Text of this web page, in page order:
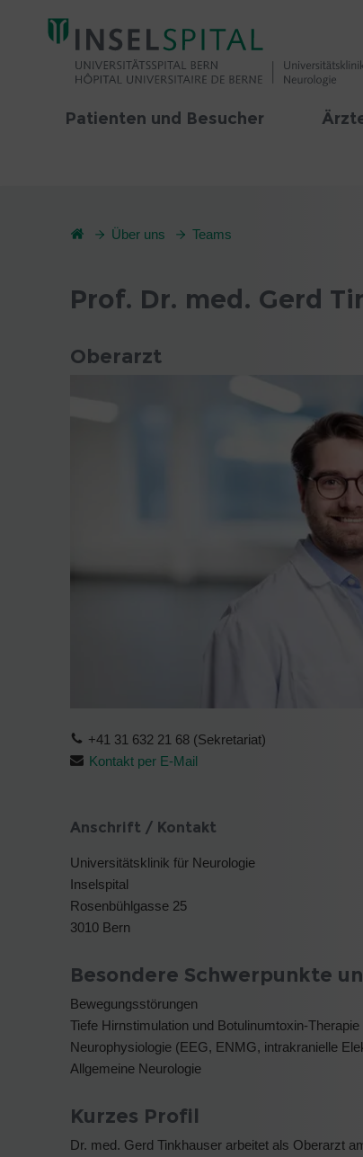
Patienten und Besucher
Über uns Teams
Prof. Dr. med. Gerd
Oberarzt
+41 31 632 21 68 (Sekretariat)
Kontakt per E-Mail
Anschrift / Kontakt
Universitätsklinik für Neurologie
Inselspital
Rosenbühlgasse 25
3010 Bern
Besondere Schwerpunkte
Bewegungsstörungen
Tiefe Hirnstimulation und Botulinumtoxin-Therapie
Neurophysiologie (EEG, ENMG, intrakranielle
Allgemeine Neurologie
Kurzes Profil
Dr. med. Gerd Tinkhauser arbeitet als Oberarzt